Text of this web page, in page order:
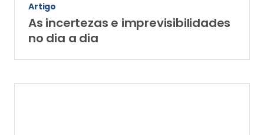
Artigo
As incertezas e imprevisibilidades
no dia a dia